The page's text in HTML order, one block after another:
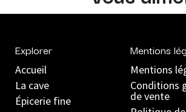
Explorer
Accueil
La cave
Épicerie fine
Mentions
Mentions
Conditions
de vente